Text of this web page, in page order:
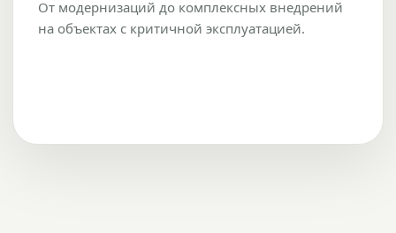
От модернизаций до комплексных внедрений
на объектах с критичной эксплуатацией.